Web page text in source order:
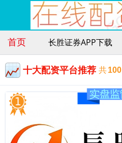
首页 长胜证券APP下载
十大配资平台推荐 共100